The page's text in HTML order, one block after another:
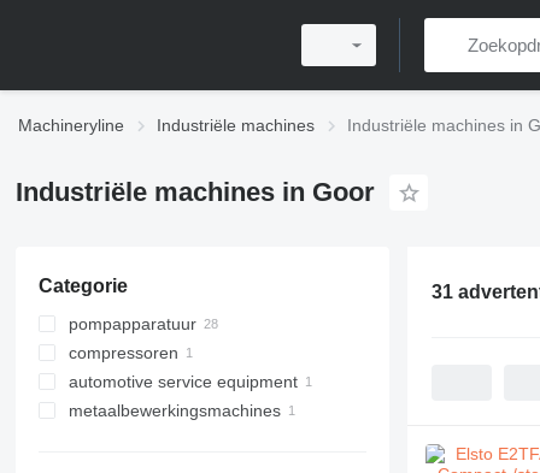
Machineryline Industriële machines Industriële machines in
Industriële machines in Goor
Categorie
pompapparatuur
hydraulische stations
motorpompen
compressoren
stationaire compressors
automotive service equipment
bandenapparaten
metaalbewerkingsmachines
31